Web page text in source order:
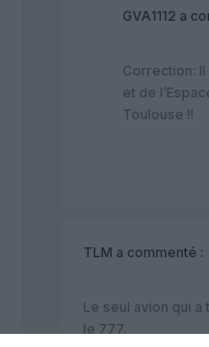
GVA1112 a
Correction: Il
et de
Toulouse !!
TLM a commenté :
Le seul avion qui a
le 777.